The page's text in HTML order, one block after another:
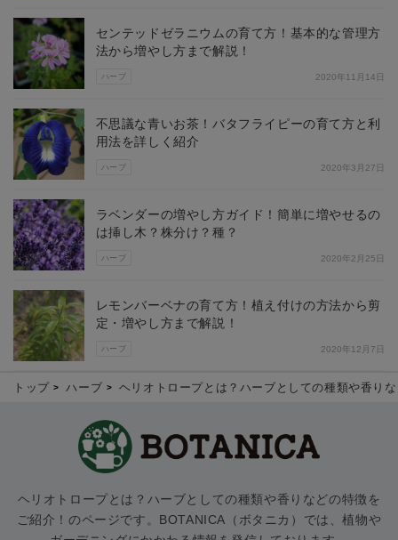
ハーブ
センテッドゼラニウムの育て方！基本的な管理方
法から増やし方まで解説！
2020年11月14日
ハーブ
不思議な青いお茶！バタフライピーの育て方と利
用法を詳しく紹介
2020年3月27日
ハーブ
ラベンダーの増やし方ガイド！簡単に増やせるの
は挿し木？株分け？種？
2020年2月25日
ハーブ
レモンバーベナの育て方！植え付けの方法から剪
定・増やし方まで解説！
2020年12月7日
トップ ハーブ ヘリオトロープとは？ハーブとしての種類や香り
ヘリオトロープとは？ハーブとしての種類や香りなどの特徴を
ご紹介！のページです。BOTANICA（ボタニカ）では、植物や